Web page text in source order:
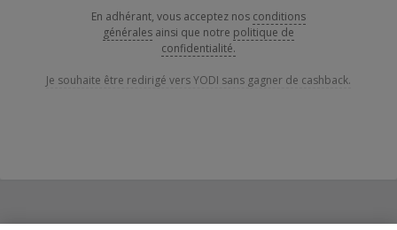
En adhérant, vous acceptez nos conditions
générales ainsi que notre politique de
confidentialité.
Je souhaite être redirigé vers YODI sans gagner de cashback.